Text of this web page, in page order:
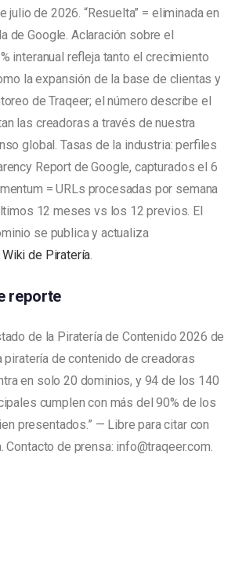
julio de 2026. “Resuelta” = eliminada en
de Google. Aclaración sobre el
interanual refleja tanto el crecimiento
la expansión de la base de clientas y
de Traqeer; el número describe el
las creadoras a través de nuestra
global. Tasas de la industria: perfiles
Report de Google, capturados el 6
= URLs procesadas por semana
12 meses vs los 12 previos. El
se publica y actualiza
Wiki de Piratería.
reporte
de la Piratería de Contenido 2026 de
piratería de contenido de creadoras
en solo 20 dominios, y 94 de los 140
cumplen con más del 90% de los
presentados.” — Libre para citar con
Contacto de prensa: info@traqeer.com.